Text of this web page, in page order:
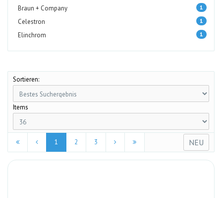
Braun + Company 1
Celestron 1
Elinchrom 1
Sortieren:
Items
NEU
1 2 3